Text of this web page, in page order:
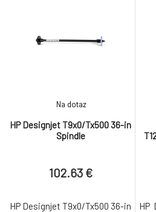
výmenou tlačového materiálu.
Vďaka súprave na údržbu HP
HP Designjet T9x0/Tx500 36-in
Spindle
Na dotaz
102.63 €
HP Designjet T9x0/Tx500 36-in
HP